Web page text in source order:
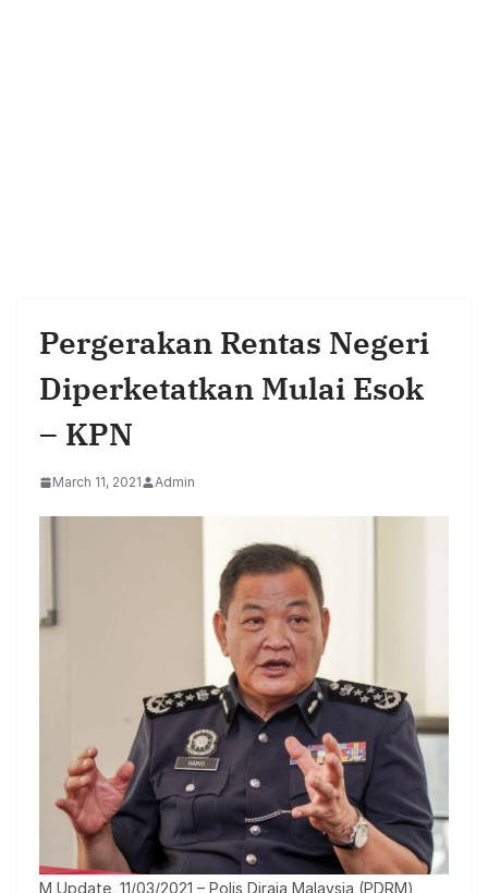
Pergerakan Rentas Negeri
Diperketatkan Mulai Esok
– KPN
March 11, 2021 Admin
M Update, 11/03/2021 – Polis Diraja Malaysia (PDRM)